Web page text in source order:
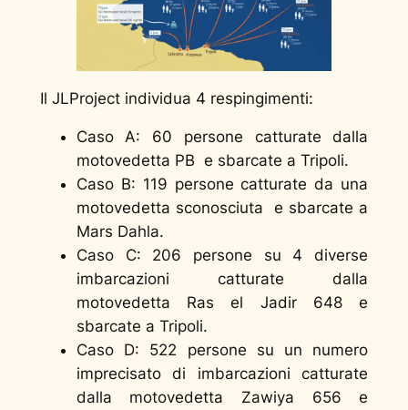
Il JLProject individua 4 respingimenti:
Caso A: 60 persone catturate dalla
motovedetta PB e sbarcate a Tripoli.
Caso B: 119 persone catturate da una
motovedetta sconosciuta e sbarcate a
Mars Dahla.
Caso C: 206 persone su 4 diverse
imbarcazioni catturate dalla
motovedetta Ras el Jadir 648 e
sbarcate a Tripoli.
Caso D: 522 persone su un numero
imprecisato di imbarcazioni catturate
dalla motovedetta Zawiya 656 e